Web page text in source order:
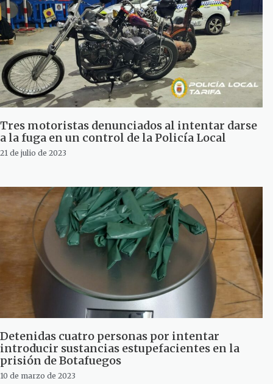
Tres motoristas denunciados al intentar darse
a la fuga en un control de la Policía Local
21 de julio de 2023
Detenidas cuatro personas por intentar
introducir sustancias estupefacientes en la
prisión de Botafuegos
10 de marzo de 2023